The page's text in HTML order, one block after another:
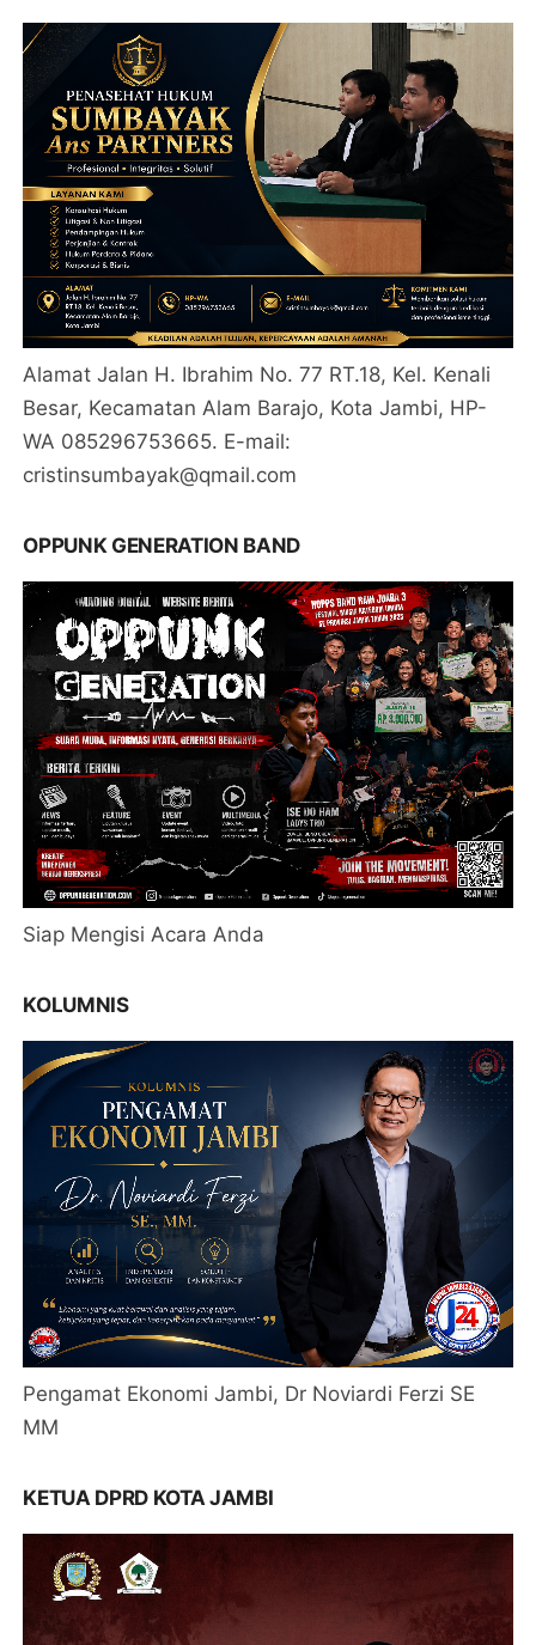
Alamat Jalan H. Ibrahim No. 77 RT.18, Kel. Kenali
Besar, Kecamatan Alam Barajo, Kota Jambi, HP-
WA 085296753665. E-mail:
cristinsumbayak@qmail.com
OPPUNK GENERATION BAND
Siap Mengisi Acara Anda
KOLUMNIS
Pengamat Ekonomi Jambi, Dr Noviardi Ferzi SE
MM
KETUA DPRD KOTA JAMBI